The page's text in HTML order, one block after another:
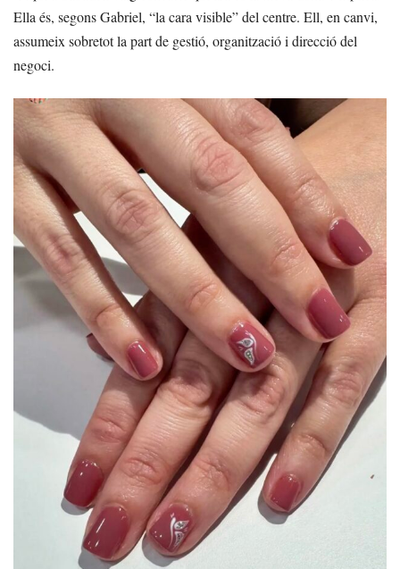
Ella és, segons Gabriel, “la cara visible” del centre. Ell, en canvi,
assumeix sobretot la part de gestió, organització i direcció del
negoci.